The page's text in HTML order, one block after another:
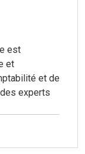
est
et
et de
experts